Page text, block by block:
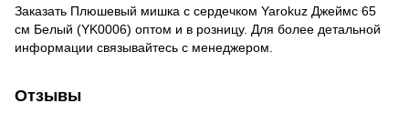
Заказать Плюшевый мишка с сердечком Yarokuz Джеймс 65
см Белый (YK0006) оптом и в розницу. Для более детальной
информации связывайтесь с менеджером.
Отзывы